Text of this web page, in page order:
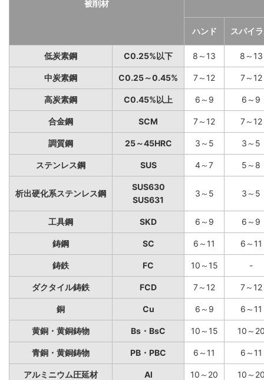
被削材
ハンド スパイ
低炭素鋼 C0.25%以下 8～13 8～13
中炭素鋼 C0.25～0.45% 7～12 7～12
高炭素鋼 C0.45%以上 6～9 6～9
合金鋼 SCM 7～12 7～12
調質鋼 25～45HRC 3～5 3～5
ステンレス鋼 SUS 4～7 5～8
析出硬化系ステンレス鋼
SUS630
SUS631
3～5 3～5
工具鋼 SKD 6～9 6～9
鋳鋼 SC 6～11 6～11
鋳鉄 FC 10～15 -
ダクタイル鋳鉄 FCD 7～12 7～12
銅 Cu 6～9 6～11
黄銅・黄銅鋳物 Bs・BsC 10～15 10～
青銅・黄銅鋳物 PB・PBC 6～11 6～11
アルミニウム圧延材 Al 10～20 10～